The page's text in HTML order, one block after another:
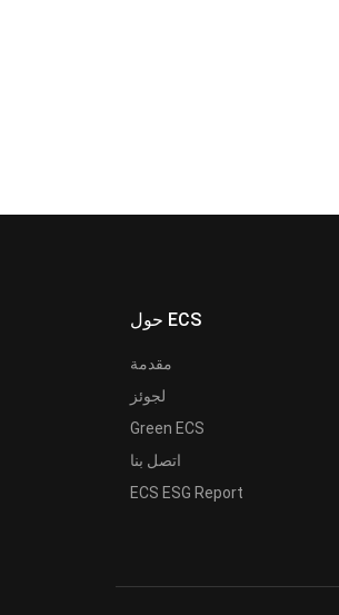
حول ECS
مقدمة
لجوئز
Green ECS
اتصل بنا
ECS ESG Report